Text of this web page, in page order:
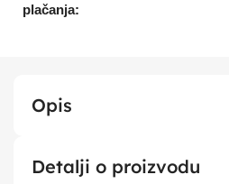
plačanja:
Opis
Detalji o proizvodu